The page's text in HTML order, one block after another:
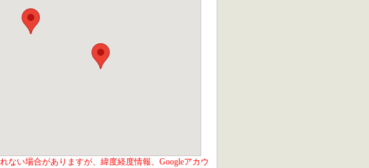
ない場合がありますが、緯度経度情報、Googleアカウ